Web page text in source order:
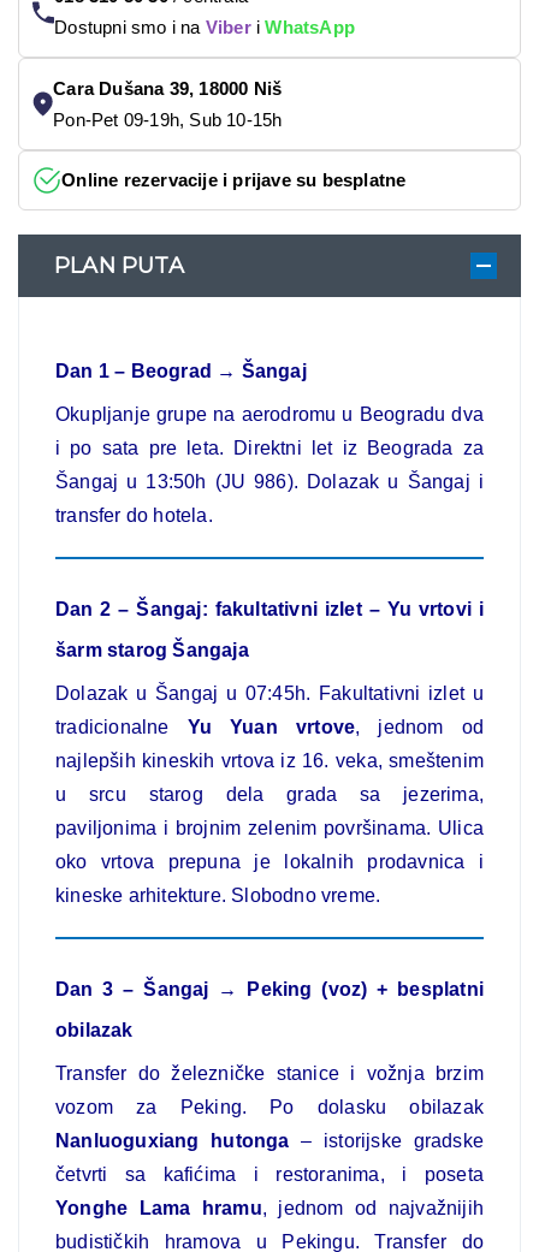
Dostupni smo i na ViberiWhatsApp
Cara Dušana 39, 18000 Niš
Pon-Pet 09-19h, Sub 10-15h
Online rezervacije i prijave su besplatne
PLAN PUTA
Dan 1 – Beograd → Šangaj
Okupljanje grupe na aerodromu u Beogradu dva
i po sata pre leta. Direktni let iz Beograda za
Šangaj u 13:50h (JU 986). Dolazak u Šangaj i
transfer do hotela.
Dan 2 – Šangaj: fakultativni izlet – Yu vrtovi i
šarm starog Šangaja
Dolazak u Šangaj u 07:45h. Fakultativni izlet u
tradicionalne Yu Yuan vrtove, jednom od
najlepših kineskih vrtova iz 16. veka, smeštenim
u srcu starog dela grada sa jezerima,
paviljonima i brojnim zelenim površinama. Ulica
oko vrtova prepuna je lokalnih prodavnica i
kineske arhitekture. Slobodno vreme.
Dan 3 – Šangaj → Peking (voz) + besplatni
obilazak
Transfer do železničke stanice i vožnja brzim
vozom za Peking. Po dolasku obilazak
Nanluoguxiang hutonga – istorijske gradske
četvrti sa kafićima i restoranima, i poseta
Yonghe Lama hramu, jednom od najvažnijih
budističkih hramova u Pekingu. Transfer do